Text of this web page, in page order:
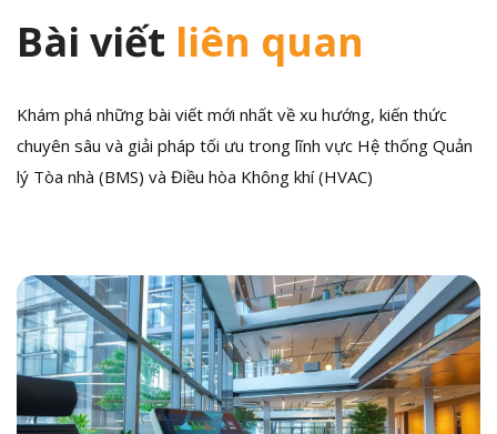
Bài viết liên quan
Khám phá những bài viết mới nhất về xu hướng, kiến thức
chuyên sâu và giải pháp tối ưu trong lĩnh vực Hệ thống Quản
lý Tòa nhà (BMS) và Điều hòa Không khí (HVAC)